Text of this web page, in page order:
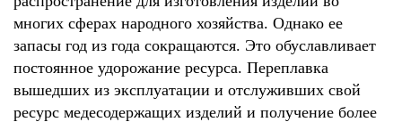
многих сферах народного хозяйства. Однако ее
запасы год из года сокращаются. Это обуславливает
постоянное удорожание ресурса. Переплавка
вышедших из эксплуатации и отслуживших свой
ресурс медесодержащих изделий и получение более